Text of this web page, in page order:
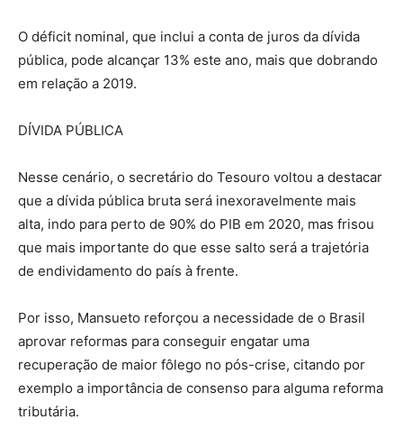
O déficit nominal, que inclui a conta de juros da dívida
pública, pode alcançar 13% este ano, mais que dobrando
em relação a 2019.
DÍVIDA PÚBLICA
Nesse cenário, o secretário do Tesouro voltou a destacar
que a dívida pública bruta será inexoravelmente mais
alta, indo para perto de 90% do PIB em 2020, mas frisou
que mais importante do que esse salto será a trajetória
de endividamento do país à frente.
Por isso, Mansueto reforçou a necessidade de o Brasil
aprovar reformas para conseguir engatar uma
recuperação de maior fôlego no pós-crise, citando por
exemplo a importância de consenso para alguma reforma
tributária.